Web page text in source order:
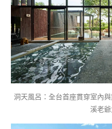
洞天風呂：全台首座貫穿室內
溪老